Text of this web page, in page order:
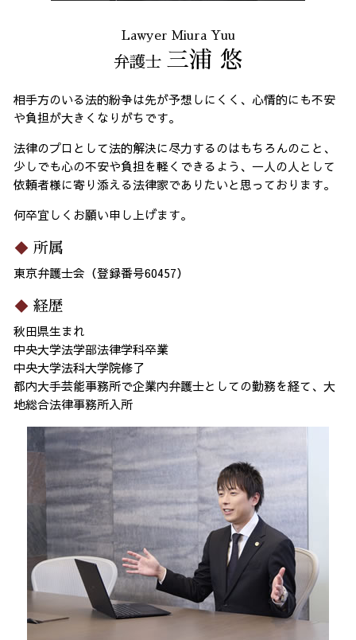
Lawyer Miura Yuu
弁護士 三浦 悠
相手方のいる法的紛争は先が予想しにくく、心情的にも不安
や負担が大きくなりがちです。
法律のプロとして法的解決に尽力するのはもちろんのこと、
少しでも心の不安や負担を軽くできるよう、一人の人として
依頼者様に寄り添える法律家でありたいと思っております。
何卒宜しくお願い申し上げます。
所属
東京弁護士会（登録番号60457）
経歴
秋田県生まれ
中央大学法学部法律学科卒業
中央大学法科大学院修了
都内大手芸能事務所で企業内弁護士としての勤務を経て、大
地総合法律事務所入所